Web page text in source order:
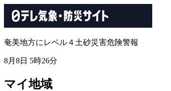
奄美地方にレベル４土砂災害危険警報
8月8日 5時26分
マイ地域